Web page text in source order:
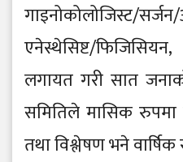
गाइनोकोलोजिस्ट/
एनेस्थेसिष्ट/
लगायत गरी सात
समितिले मासिक रुपमा
तथा विश्लेषण भने